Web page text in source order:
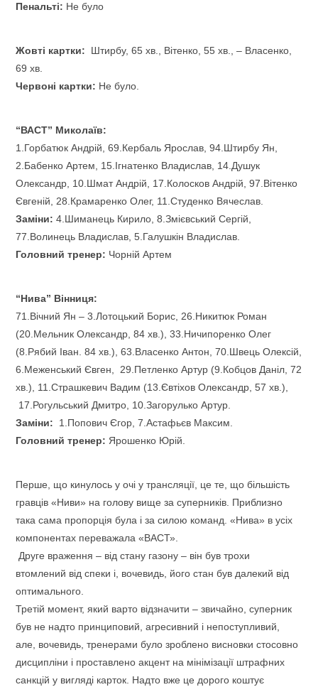
Пенальті: Не було
Жовті картки: Штирбу, 65 хв., Вітенко, 55 хв., – Власенко,
69 хв.
Червоні картки: Не було.
“ВАСТ” Миколаїв:
1.Горбатюк Андрій, 69.Кербаль Ярослав, 94.Штирбу Ян,
2.Бабенко Артем, 15.Ігнатенко Владислав, 14.Душук
Олександр, 10.Шмат Андрій, 17.Колосков Андрій, 97.Вітенко
Євгеній, 28.Крамаренко Олег, 11.Студенко Вячеслав.
Заміни: 4.Шиманець Кирило, 8.Змієвський Сергій,
77.Волинець Владислав, 5.Галушкін Владислав.
Головний тренер: Чорній Артем
“Нива” Вінниця:
71.Вічний Ян – 3.Лотоцький Борис, 26.Никитюк Роман
(20.Мельник Олександр, 84 хв.), 33.Ничипоренко Олег
(8.Рябий Іван. 84 хв.), 63.Власенко Антон, 70.Швець Олексій,
6.Меженський Євген, 29.Петленко Артур (9.Кобцов Даніл, 72
хв.), 11.Страшкевич Вадим (13.Євтіхов Олександр, 57 хв.),
17.Рогульський Дмитро, 10.Загорулько Артур.
Заміни: 1.Попович Єгор, 7.Астафьєв Максим.
Головний тренер: Ярошенко Юрій.
Перше, що кинулось у очі у трансляції, це те, що більшість
гравців «Ниви» на голову вище за суперників. Приблизно
така сама пропорція була і за силою команд. «Нива» в усіх
компонентах переважала «ВАСТ».
Друге враження – від стану газону – він був трохи
втомлений від спеки і, вочевидь, його стан був далекий від
оптимального.
Третій момент, який варто відзначити – звичайно, суперник
був не надто принциповий, агресивний і непоступливий,
але, вочевидь, тренерами було зроблено висновки стосовно
дисципліни і проставлено акцент на мінімізації штрафних
санкцій у вигляді карток. Надто вже це дорого коштує